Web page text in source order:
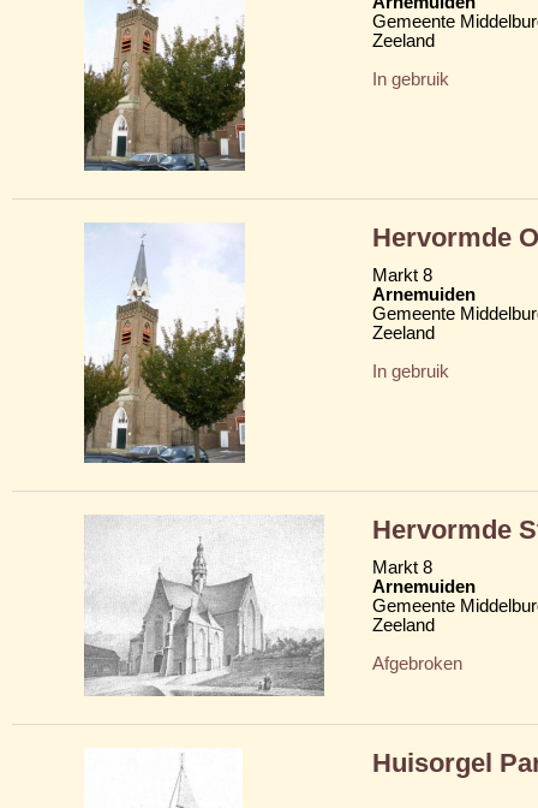
Gemeente
Zeeland
In gebruik
Hervormde
Markt 8
Arnemuiden
Gemeente
Zeeland
In gebruik
Hervormde
Markt 8
Arnemuiden
Gemeente
Zeeland
Afgebroken
Huisorgel